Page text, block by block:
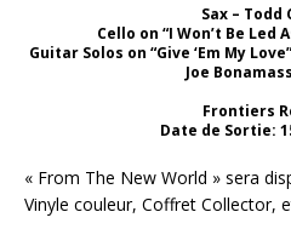
Sax – Todd
Cello on “I Won’t Be Led
Guitar Solos on “Give ‘Em My
Joe
Frontiers
Date de Sortie:
« From The New World » sera
Vinyle couleur, Coffret Collector,